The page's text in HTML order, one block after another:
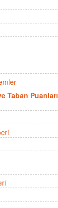
Taban Puanları